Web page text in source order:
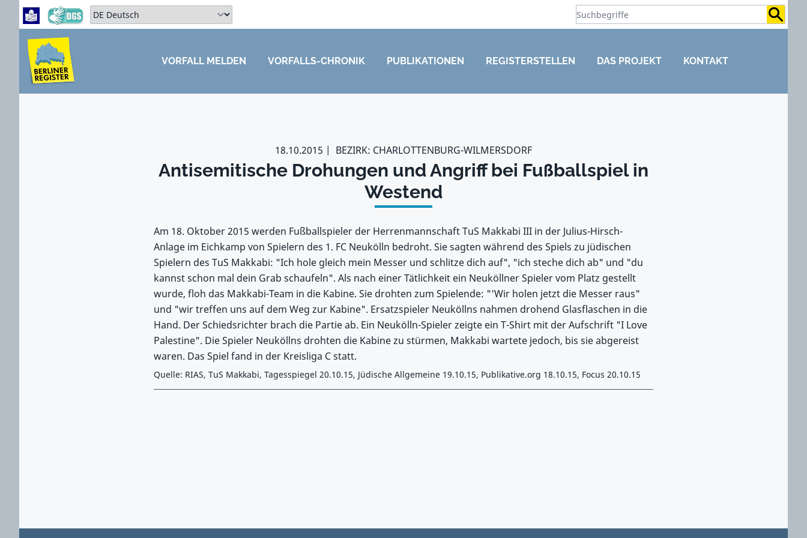
Zum Hauptbereich springen
Zum Hauptmenü springen
Sprache auswählen:
ZUM HAUPTBEREICH SPRINGEN
VORFALL MELDEN VORFALLS-CHRONIK PUBLIKATIONEN REGISTERSTELLEN DAS PROJEKT KONTAKT
18.10.2015 BEZIRK: CHARLOTTENBURG-WILMERSDORF
Antisemitische Drohungen und Angriff bei Fußballspiel in
Westend
Am 18. Oktober 2015 werden Fußballspieler der Herrenmannschaft TuS Makkabi III in der Julius-Hirsch-
Anlage im Eichkamp von Spielern des 1. FC Neukölln bedroht. Sie sagten während des Spiels zu jüdischen
Spielern des TuS Makkabi: "Ich hole gleich mein Messer und schlitze dich auf", "ich steche dich ab" und "du
kannst schon mal dein Grab schaufeln". Als nach einer Tätlichkeit ein Neuköllner Spieler vom Platz gestellt
wurde, floh das Makkabi-Team in die Kabine. Sie drohten zum Spielende: "'Wir holen jetzt die Messer raus"
und "wir treffen uns auf dem Weg zur Kabine". Ersatzspieler Neuköllns nahmen drohend Glasflaschen in die
Hand. Der Schiedsrichter brach die Partie ab. Ein Neukölln-Spieler zeigte ein T-Shirt mit der Aufschrift "I Love
Palestine". Die Spieler Neuköllns drohten die Kabine zu stürmen, Makkabi wartete jedoch, bis sie abgereist
waren. Das Spiel fand in der Kreisliga C statt.
Quelle: RIAS, TuS Makkabi, Tagesspiegel 20.10.15, Jüdische Allgemeine 19.10.15, Publikative.org 18.10.15, Focus 20.10.15